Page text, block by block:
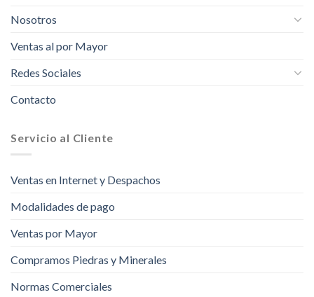
Nosotros
Ventas al por Mayor
Redes Sociales
Contacto
Servicio al Cliente
Ventas en Internet y Despachos
Modalidades de pago
Ventas por Mayor
Compramos Piedras y Minerales
Normas Comerciales